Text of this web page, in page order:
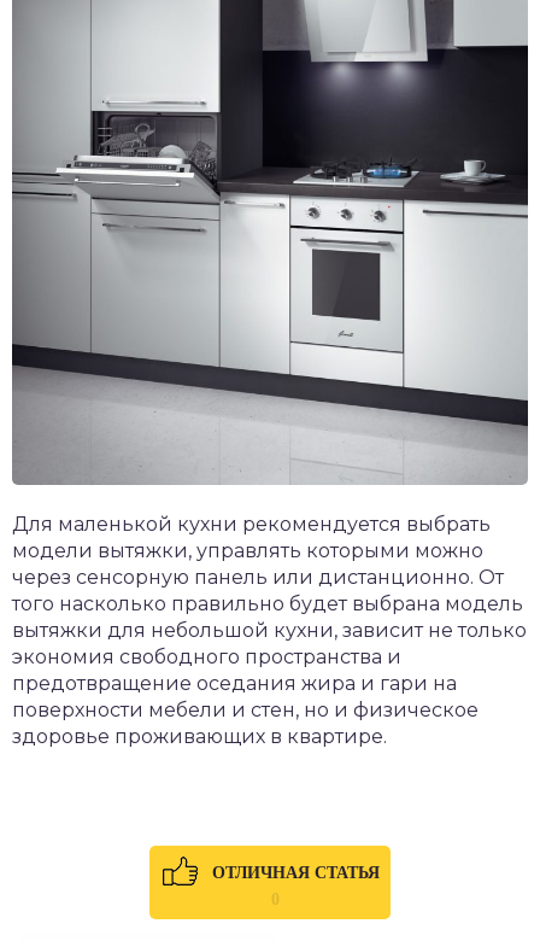
Для маленькой кухни рекомендуется выбрать
модели вытяжки, управлять которыми можно
через сенсорную панель или дистанционно. От
того насколько правильно будет выбрана модель
вытяжки для небольшой кухни, зависит не только
экономия свободного пространства и
предотвращение оседания жира и гари на
поверхности мебели и стен, но и физическое
здоровье проживающих в квартире.
ОТЛИЧНАЯ СТАТЬЯ
0